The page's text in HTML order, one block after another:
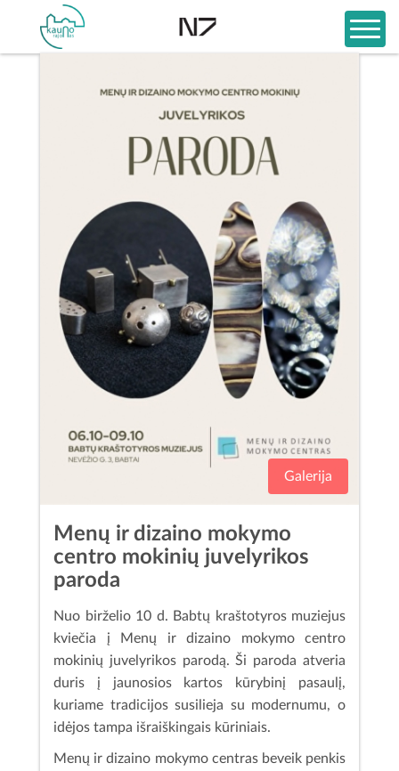
Galerija
Menų ir dizaino mokymo
centro mokinių juvelyrikos
paroda
Nuo birželio 10 d. Babtų kraštotyros muziejus
kviečia į Menų ir dizaino mokymo centro
mokinių juvelyrikos parodą. Ši paroda atveria
duris į jaunosios kartos kūrybinį pasaulį,
kuriame tradicijos susilieja su modernumu, o
idėjos tampa išraiškingais kūriniais.
Menų ir dizaino mokymo centras beveik penkis